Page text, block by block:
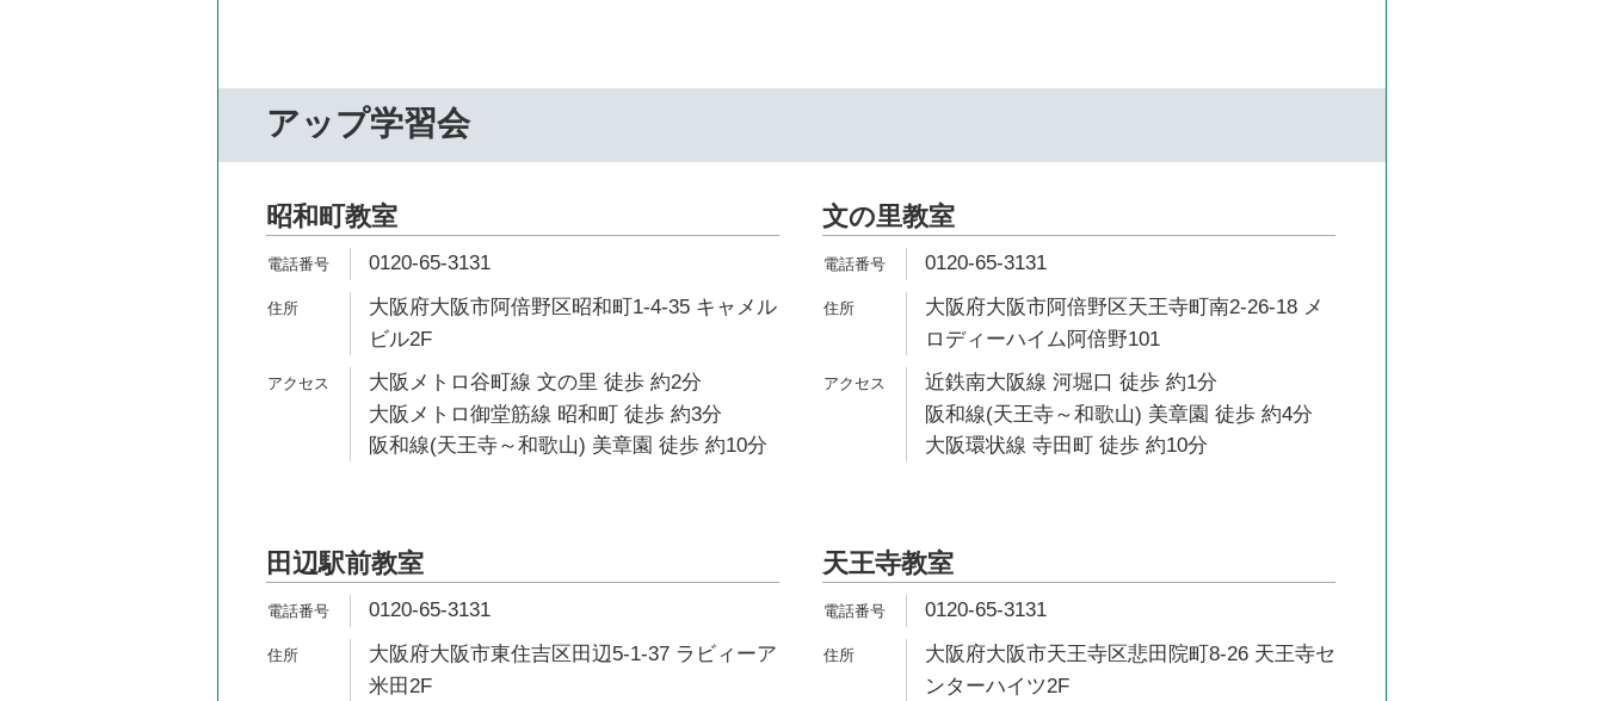
アップ学習会
昭和町教室
0120-65-3131
大阪府大阪市阿倍野区昭和町1-4-35 キャメル
ビル2F
大阪メトロ谷町線 文の里 徒歩 約2分
大阪メトロ御堂筋線 昭和町 徒歩 約3分
阪和線(天王寺～和歌山) 美章園 徒歩 約10分
文の里教室
0120-65-3131
大阪府大阪市阿倍野区天王寺町南2-26-18 メ
ロディーハイム阿倍野101
近鉄南大阪線 河堀口 徒歩 約1分
阪和線(天王寺～和歌山) 美章園 徒歩 約4分
大阪環状線 寺田町 徒歩 約10分
田辺駅前教室
0120-65-3131
大阪府大阪市東住吉区田辺5-1-37 ラビィーア
米田2F
天王寺教室
0120-65-3131
大阪府大阪市天王寺区悲田院町8-26 天王寺セ
ンターハイツ2F